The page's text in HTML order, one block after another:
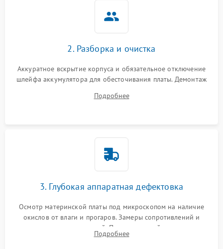
2. Разборка и очистка
Аккуратное вскрытие корпуса и обязательное отключение
шлейфа аккумулятора для обесточивания платы. Демонтаж
высохшей термопасты с кристаллов чипов.
Подробнее
3. Глубокая аппаратная дефектовка
Осмотр материнской платы под микроскопом на наличие
окислов от влаги и прогаров. Замеры сопротивлений и
дежурных напряжений. Проверка цепей питания,
мультиконтроллера, процессора и видеочипа.
Подробнее